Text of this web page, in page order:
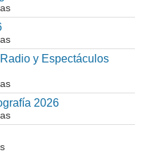
y Espectáculos
2026